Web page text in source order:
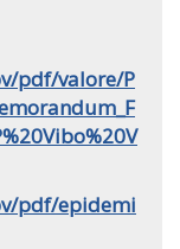
pdf/valore/P
pdf/epidemi